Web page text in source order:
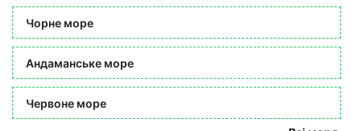
Чорне море
Андаманське море
Червоне море